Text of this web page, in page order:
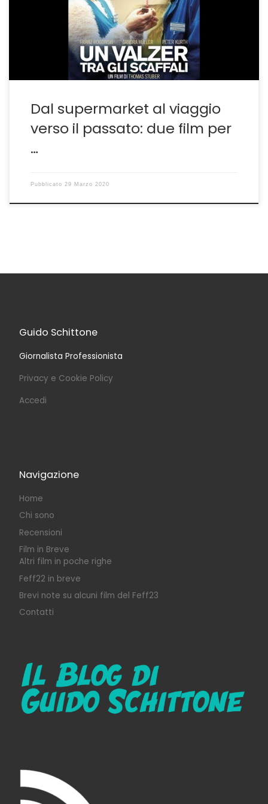
se si esclude l’ottimo Un Mondo Fragile, recensito a suo
tempo qui(lhttp://guido.sgwebitaly.it/articoli/le-
immagini-belle-e-tragiche-di-un-mondo-fragile-fatto-
di-polvere-e-sconfitte/ ) sono state […]
Dal supermarket al viaggio
verso il passato: due film per
…
Pubblicato 29 Marzo 2020
Guido Schittone
Giornalista Professionista
Privacy e Cookie Policy
Accedi
Navigazione
Home
Chi sono
Recensioni
Film in Breve
Altri film in poche righe
Feff22 in breve
Brevi note su alcuni film del Feff23
Contatti